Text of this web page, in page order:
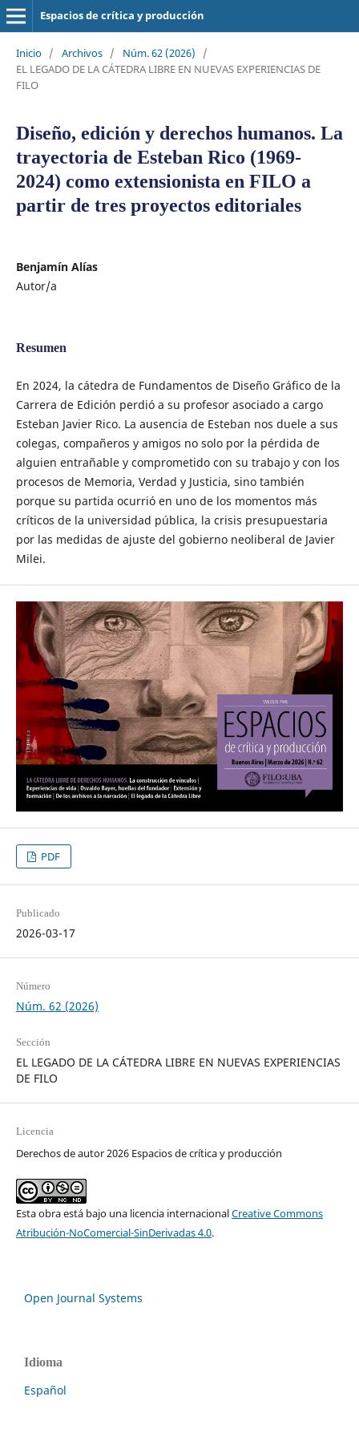
Espacios de crítica y producción
Inicio / Archivos / Núm. 62 (2026)
/
EL LEGADO DE LA CÁTEDRA LIBRE EN NUEVAS EXPERIENCIAS DE
FILO
Diseño, edición y derechos humanos. La
trayectoria de Esteban Rico (1969-
2024) como extensionista en FILO a
partir de tres proyectos editoriales
Benjamín Alías
Autor/a
Resumen
En 2024, la cátedra de Fundamentos de Diseño Gráfico de la
Carrera de Edición perdió a su profesor asociado a cargo
Esteban Javier Rico. La ausencia de Esteban nos duele a sus
colegas, compañeros y amigos no solo por la pérdida de
alguien entrañable y comprometido con su trabajo y con los
procesos de Memoria, Verdad y Justicia, sino también
porque su partida ocurrió en uno de los momentos más
críticos de la universidad pública, la crisis presupuestaria
por las medidas de ajuste del gobierno neoliberal de Javier
Milei.
PDF
Publicado
2026-03-17
Número
Núm. 62 (2026)
Sección
EL LEGADO DE LA CÁTEDRA LIBRE EN NUEVAS EXPERIENCIAS
DE FILO
Licencia
Derechos de autor 2026 Espacios de crítica y producción
Esta obra está bajo una licencia internacionalCreative Commons
Atribución-NoComercial-SinDerivadas 4.0.
Open Journal Systems
Idioma
Español